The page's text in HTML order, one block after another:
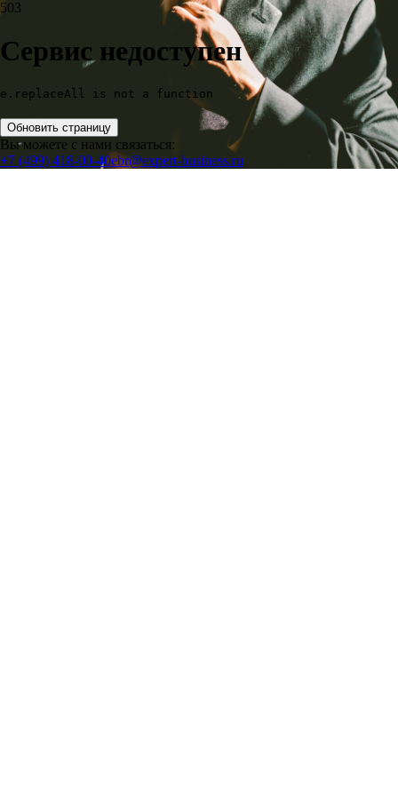
503
Сервис недоступен
e.replaceAll is not a function
Обновить страницу
Вы можете с нами связаться:
+7 (499) 418-00-40ebr@expert-business.ru